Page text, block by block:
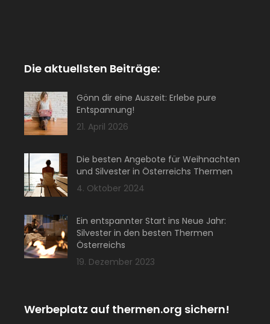
Die aktuellsten Beiträge:
Gönn dir eine Auszeit: Erlebe pure
Entspannung!
21. April 2026
Die besten Angebote für Weihnachten
und Silvester in Österreichs Thermen
4. Oktober 2024
Ein entspannter Start ins Neue Jahr:
Silvester in den besten Thermen
Österreichs
19. Dezember 2023
Werbeplatz auf thermen.org sichern!